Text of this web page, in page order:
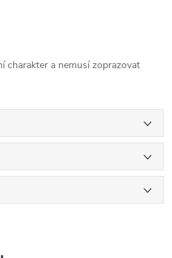
charakter a nemusí zoprazovat